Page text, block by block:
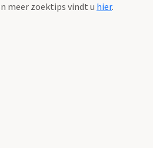
meer zoektips vindt u hier.